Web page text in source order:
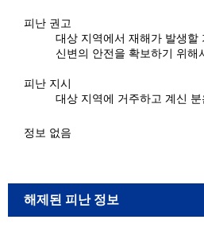
피난 권고
대상 지역에서 재해가 발생할
신변의 안전을 확보하기 위
피난 지시
대상 지역에 거주하고 계신
정보 없음
해제된 피난 정보